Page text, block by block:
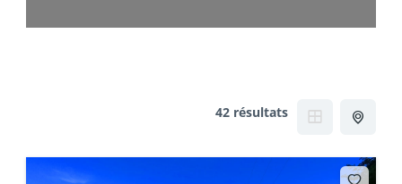
42 résultats